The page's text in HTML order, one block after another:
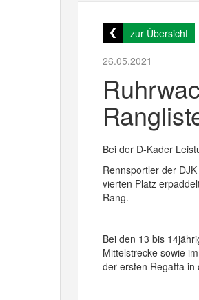
zur Übersicht
26.05.2021
Bei der D-Kader
Rennsportler der
vierten Platz
Rang.
Bei den 13 bis
Mittelstrecke sowie
der ersten Regatta in